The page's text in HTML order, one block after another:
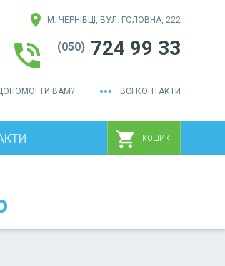
location_on М. ЧЕРНІВЦІ, ВУЛ. ГОЛОВНА, 222
phone_in_talk (050) 724 99 33
ВАМ? more_horiz ВСІ КОНТАКТИ
shopping_cart КОШИК